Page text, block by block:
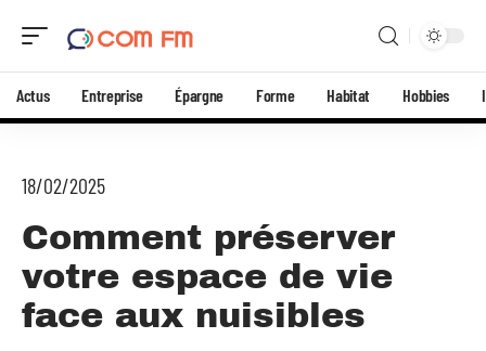
Actus Entreprise Épargne Forme Habitat Hobbies
18/02/2025
Comment préserver
votre espace de vie
face aux nuisibles